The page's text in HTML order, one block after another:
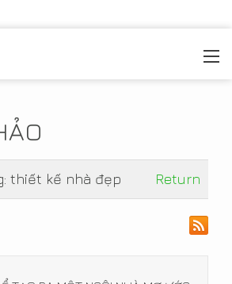
thiết kế nhà đẹp Return